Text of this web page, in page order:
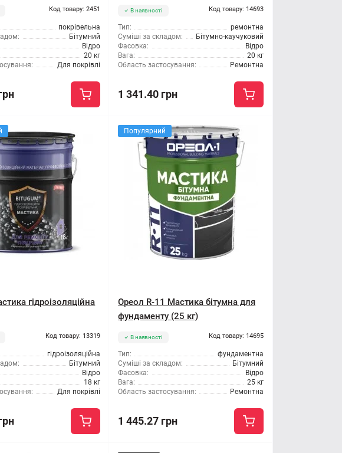
Код товару: 2451
покрівельна
Бітумний
Відро
20 кг
Для покрівлі
В наявності Код товару: 14693
Тип:
ремонтна
Суміші за складом:
Бітумно-каучуковий
Фасовка:
Відро
Вага:
20 кг
Область застосування:
Ремонтна
1 341.40 грн
гідроізоляційна
Код товару: 13319
гідроізоляційна
Бітумний
Відро
18 кг
Для покрівлі
Популярний
Ореол R-11 Мастика бітумна для
фундаменту (25 кг)
В наявності Код товару: 14695
Тип:
фундаментна
Суміші за складом:
Бітумний
Фасовка:
Відро
Вага:
25 кг
Область застосування:
Ремонтна
1 445.27 грн